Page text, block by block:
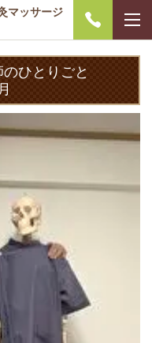
マッサージ
ひとりごと